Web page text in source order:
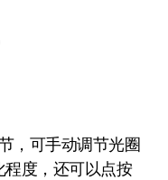
，可手动调节光圈
度，还可以点按